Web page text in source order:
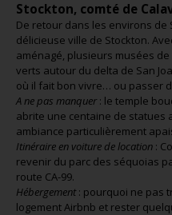
Stockton, comté de
De retour dans les environs de
délicieuse ville de Stockton.
aménagé, plusieurs musées
verts autour du delta de San
où il fait bon vivre… ou passer
A ne pas manquer : le temple
abrite une centaine de statues
ambiance particulièrement
Itinéraire en voiture de location :
revenir du parc des séquoias
route CA-99.
Hébergement: pourquoi ne pas
logement Airbnb et rester